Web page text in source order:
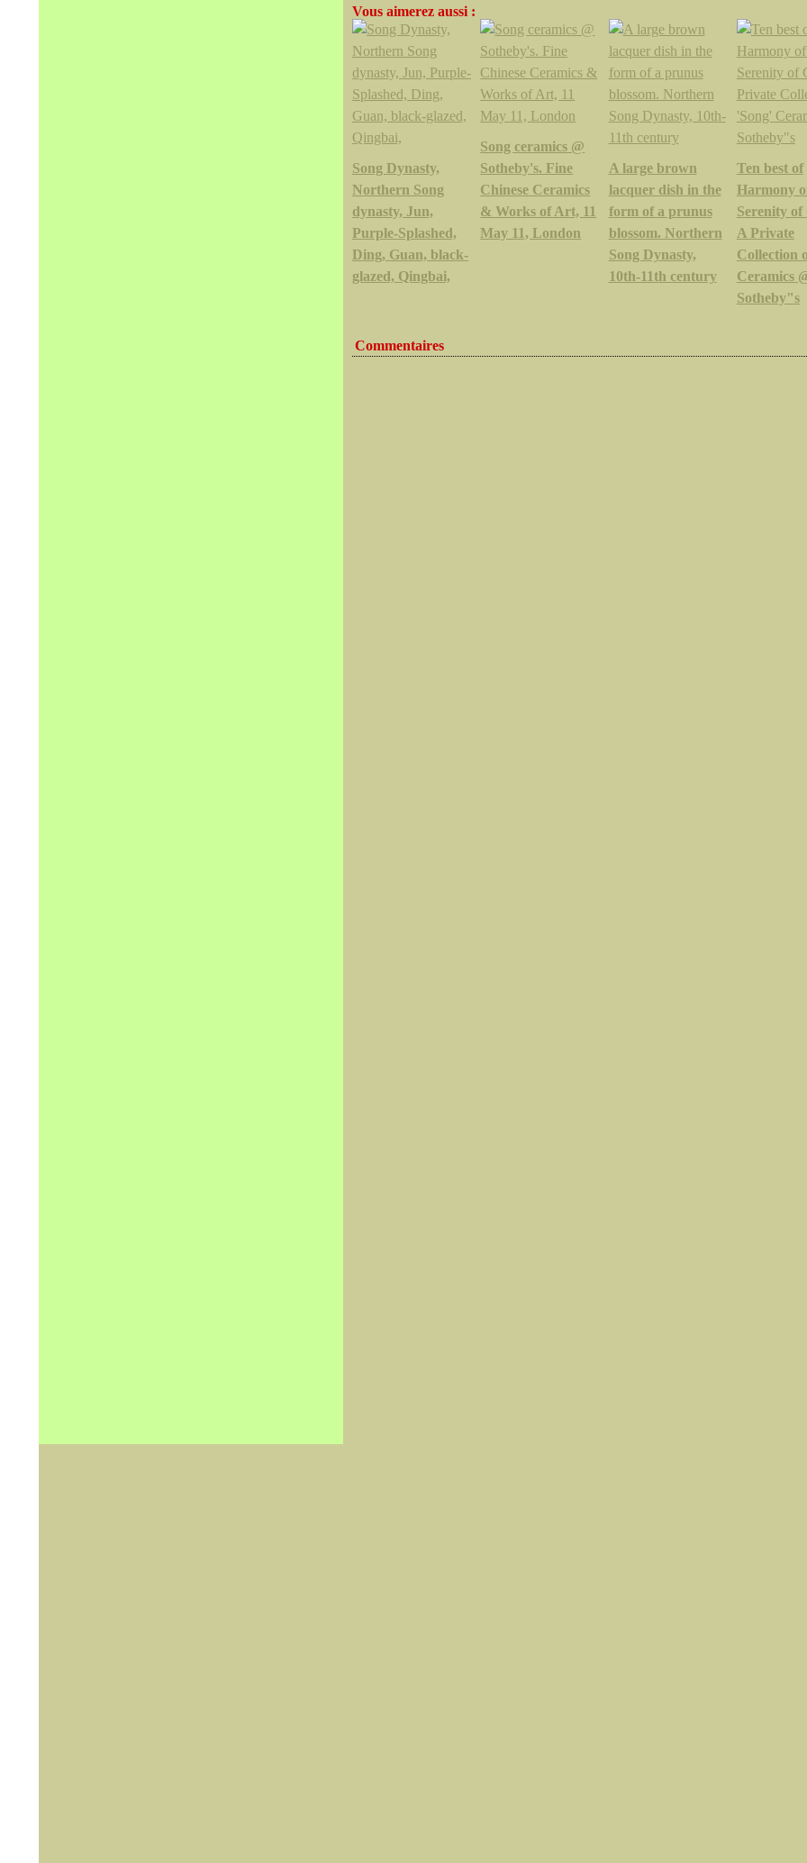
Vous aimerez aussi :
Song Dynasty,
Northern Song
dynasty, Jun,
Purple-Splashed,
Ding, Guan, black-
glazed, Qingbai,
Song ceramics @
Sotheby's. Fine
Chinese Ceramics
& Works of Art, 11
May 11, London
A large brown
lacquer dish in the
form of a prunus
blossom. Northern
Song Dynasty,
10th-11th century
Ten best of
Harmony
Serenity
A Private
Collection
Ceramics
Sotheby"s
Commentaires